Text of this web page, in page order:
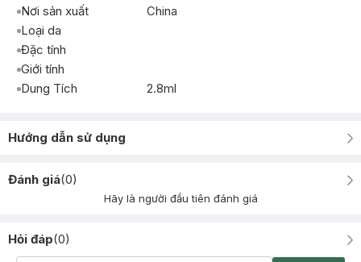
Nơi sản xuất
China
Loại da
Đặc tính
Giới tính
Dung Tích
2.8ml
Hướng dẫn sử dụng
Đánh giá(0)
Hãy là người đầu tiên đánh giá
Hỏi đáp(0)